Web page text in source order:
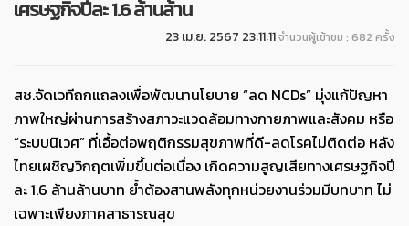
เศรษฐกิจปีละ 1.6 ล้านล้าน
23 เม.ย. 2567 23:11:11จำนวนผู้เข้าชม : 682 ครั้ง
สช.จัดเวทีถกแถลงเพื่อพัฒนานโยบาย “ลด NCDs” มุ่งแก้ปัญหา
ภาพใหญ่ผ่านการสร้างสภาวะแวดล้อมทางกายภาพและสังคม หรือ
“ระบบนิเวศ” ที่เอื้อต่อพฤติกรรมสุขภาพที่ดี-ลดโรคไม่ติดต่อ หลัง
ไทยเผชิญวิกฤตเพิ่มขึ้นต่อเนื่อง เกิดความสูญเสียทางเศรษฐกิจปี
ละ 1.6 ล้านล้านบาท ย้ำต้องสานพลังทุกหน่วยงานร่วมมีบทบาท ไม่
เฉพาะเพียงภาคสาธารณสุข